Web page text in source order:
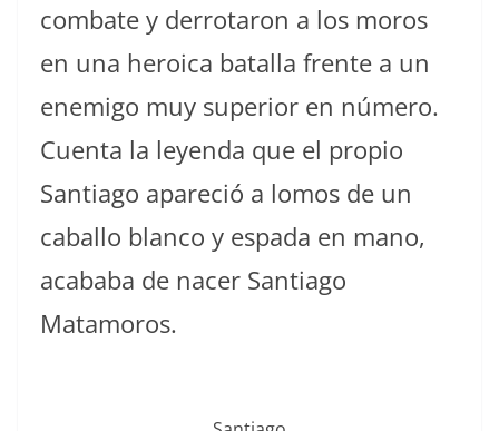
combate y derrotaron a los moros
en una heroica batalla frente a un
enemigo muy superior en número.
Cuenta la leyenda que el propio
Santiago apareció a lomos de un
caballo blanco y espada en mano,
acababa de nacer Santiago
Matamoros.